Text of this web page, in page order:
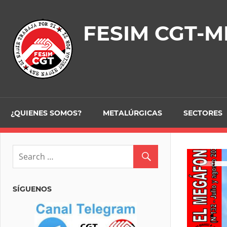
content
FESIM CGT-
¿QUIENES SOMOS? METALÚRGICAS SECTORES
SÍGUENOS